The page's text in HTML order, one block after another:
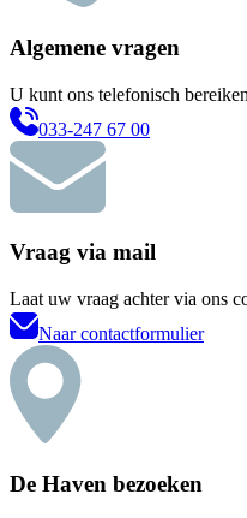
Algemene vragen
U kunt ons telefonisch
033-247 67 00
Vraag via mail
Laat uw vraag achter via ons
Naar contactformulier
De Haven bezoeken